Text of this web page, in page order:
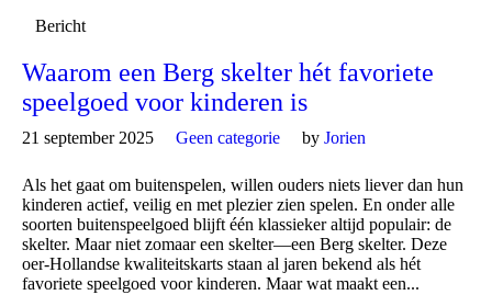
Bericht
Waarom een Berg skelter hét favoriete
speelgoed voor kinderen is
21 september 2025 Geen categorie by Jorien
Als het gaat om buitenspelen, willen ouders niets liever dan hun
kinderen actief, veilig en met plezier zien spelen. En onder alle
soorten buitenspeelgoed blijft één klassieker altijd populair: de
skelter. Maar niet zomaar een skelter—een Berg skelter. Deze
oer-Hollandse kwaliteitskarts staan al jaren bekend als hét
favoriete speelgoed voor kinderen. Maar wat maakt een...